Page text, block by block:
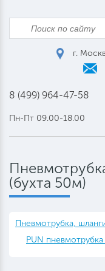
г.
8 (499) 964-47-58
Пн-Пт 09.00-18.00
(бухта 50м)
Пневмотрубка,
PUN